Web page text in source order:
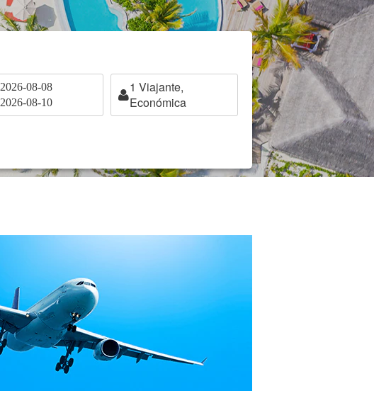
2026-08-08
2026-08-10
1 Viajante,
Económica